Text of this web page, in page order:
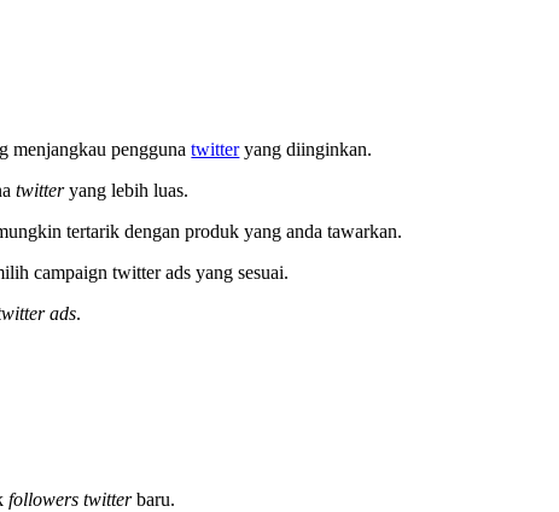
menjangkau penggunatwitteryang diinginkan.
twitteryang lebih luas.
tertarik dengan produk yang anda tawarkan.
campaign twitter ads yang sesuai.
ads.
followers twitterbaru.